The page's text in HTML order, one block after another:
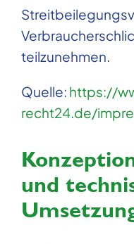
teilzunehmen.
Quelle: https://
recht24.de/
und